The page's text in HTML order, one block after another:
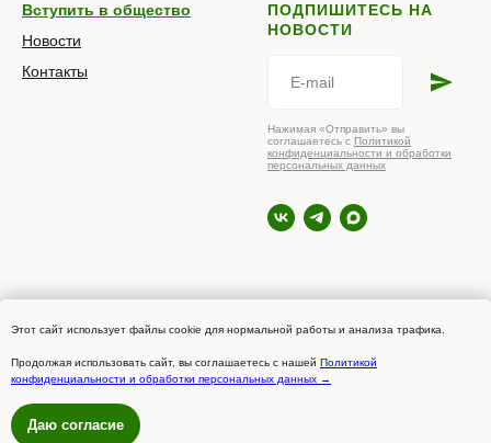
Этот сайт использует файлы cookie для нормальной работы и анализа трафика.
Продолжая использовать сайт, вы соглашаетесь с нашей Политикой
конфиденциальности и обработки персональных данных →
Даю согласие
Вступить в общество
Новости
Контакты
ПОДПИШИТЕСЬ НА
НОВОСТИ
Нажимая «Отправить» вы
соглашаетесь с Политикой
конфиденциальности и обработки
персональных данных
Политика конфиденциальности и обработки персональных данных